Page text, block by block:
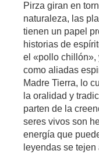
Pirza giran en
naturaleza, las
tienen un papel
historias de
el «pollo chillón»,
como aliadas
Madre Tierra, lo
la oralidad y
parten de la
seres vivos son
energía que
leyendas se